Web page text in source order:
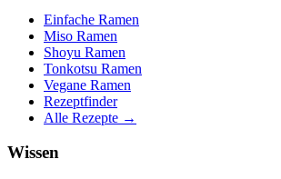
Einfache Ramen
Miso Ramen
Shoyu Ramen
Tonkotsu Ramen
Vegane Ramen
Rezeptfinder
Alle Rezepte →
Wissen